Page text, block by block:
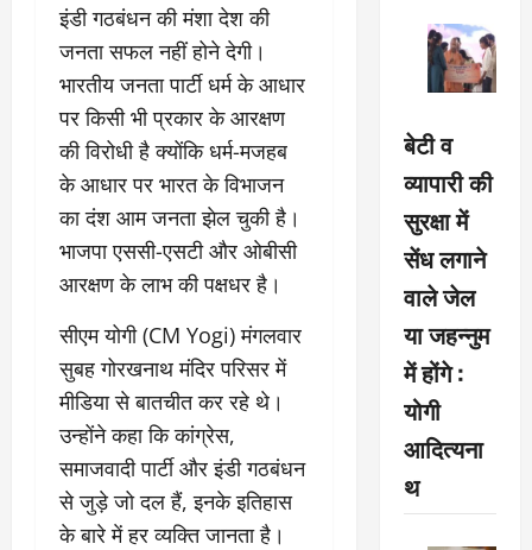
इंडी गठबंधन की मंशा देश की
जनता सफल नहीं होने देगी।
भारतीय जनता पार्टी धर्म के आधार
पर किसी भी प्रकार के आरक्षण
की विरोधी है क्योंकि धर्म-मजहब
के आधार पर भारत के विभाजन
का दंश आम जनता झेल चुकी है।
भाजपा एससी-एसटी और ओबीसी
आरक्षण के लाभ की पक्षधर है।
सीएम योगी (CM Yogi) मंगलवार
सुबह गोरखनाथ मंदिर परिसर में
मीडिया से बातचीत कर रहे थे।
उन्होंने कहा कि कांग्रेस,
समाजवादी पार्टी और इंडी गठबंधन
से जुड़े जो दल हैं, इनके इतिहास
के बारे में हर व्यक्ति जानता है।
बेटी व
व्यापारी की
सुरक्षा में
सेंध लगाने
वाले जेल
या जहन्नुम
में होंगे :
योगी
आदित्यना
थ